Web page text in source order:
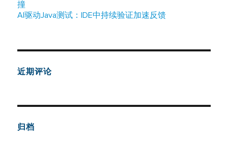
撞
AI驱动Java测试：IDE中持续验证加速反馈
近期评论
归档